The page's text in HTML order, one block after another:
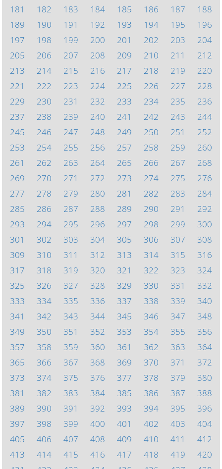
181
182 183 184 185 186 187
188
189
190 191 192 193 194 195
196
197
198 199 200 201 202 203
204
205
206 207 208 209 210 211
212
213
214 215 216 217 218 219
220
221
222 223 224 225 226 227
228
229
230 231 232 233 234 235
236
237
238 239 240 241 242 243
244
245
246 247 248 249 250 251
252
253
254 255 256 257 258 259
260
261
262 263 264 265 266 267
268
269
270 271 272 273 274 275
276
277
278 279 280 281 282 283
284
285
286 287 288 289 290 291
292
293
294 295 296 297 298 299
300
301
302 303 304 305 306 307
308
309
310 311 312 313 314 315
316
317
318 319 320 321 322 323
324
325
326 327 328 329 330 331
332
333
334 335 336 337 338 339
340
341
342 343 344 345 346 347
348
349
350 351 352 353 354 355
356
357
358 359 360 361 362 363
364
365
366 367 368 369 370 371
372
373
374 375 376 377 378 379
380
381
382 383 384 385 386 387
388
389
390 391 392 393 394 395
396
397
398 399 400 401 402 403
404
405
406 407 408 409 410 411
412
413
414 415 416 417 418 419
420